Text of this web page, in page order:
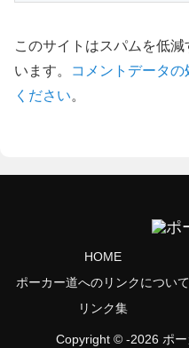
このサイトはスパムを低
います。
コメントデータ
ください。
HOME
ポーカー道へのリンクについて
リンク集
Copyright © -2026 ポー